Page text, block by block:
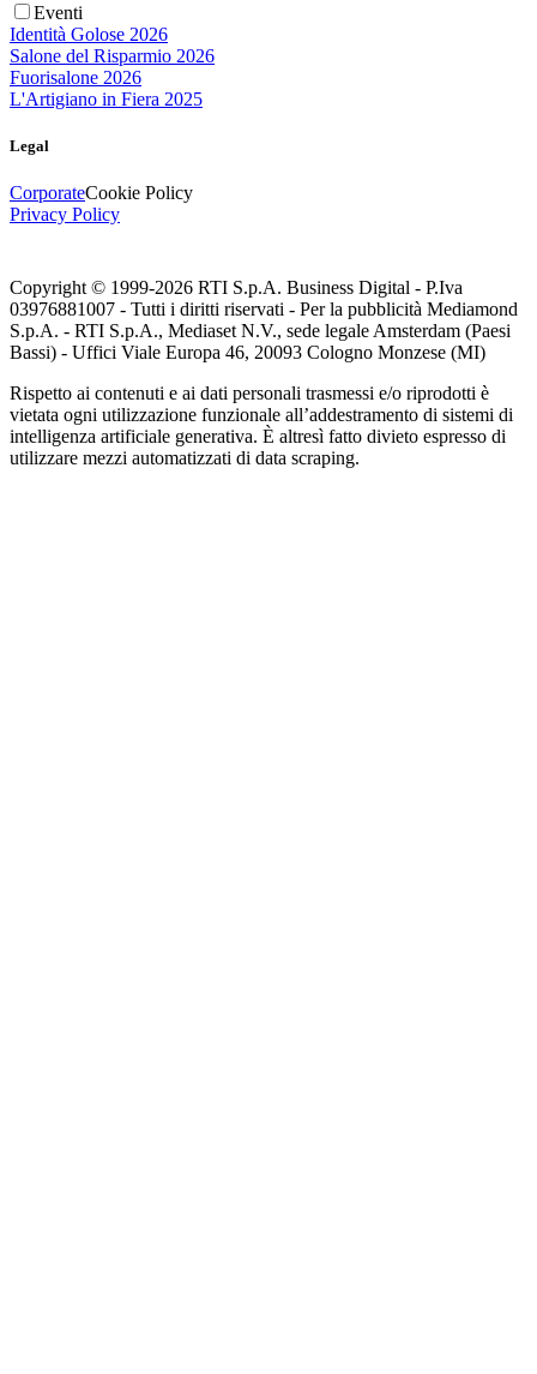
Eventi
Identità Golose 2026
Salone del Risparmio 2026
Fuorisalone 2026
L'Artigiano in Fiera 2025
Legal
CorporateCookie Policy
Privacy Policy
Copyright © 1999-2026 RTI S.p.A. Business Digital - P.Iva
03976881007 - Tutti i diritti riservati - Per la pubblicità Mediamond
S.p.A. - RTI S.p.A., Mediaset N.V., sede legale Amsterdam (Paesi
Bassi) - Uffici Viale Europa 46, 20093 Cologno Monzese (MI)
Rispetto ai contenuti e ai dati personali trasmessi e/o riprodotti è
vietata ogni utilizzazione funzionale all’addestramento di sistemi di
intelligenza artificiale generativa. È altresì fatto divieto espresso di
utilizzare mezzi automatizzati di data scraping.